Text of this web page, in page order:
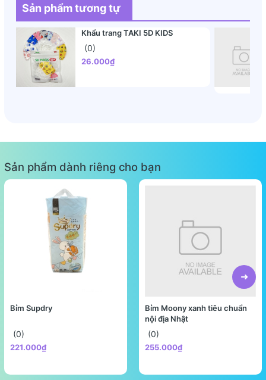
Sản phẩm tương tự
Khẩu trang TAKI 5D KIDS
(0)
26.000₫
Sản phẩm dành riêng cho bạn
Bỉm Supdry
(0)
221.000₫
Bỉm Moony xanh tiêu chuẩn
nội địa Nhật
(0)
255.000₫